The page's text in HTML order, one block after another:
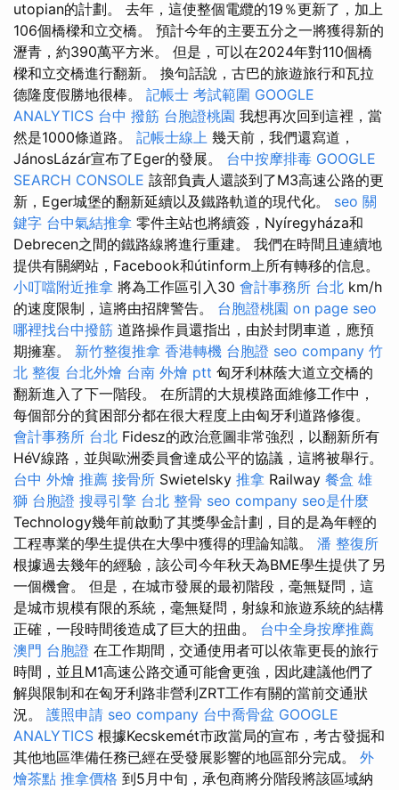
utopian的計劃。 去年，這使整個電纜的19％更新了，加上
106個橋樑和立交橋。 預計今年的主要五分之一將獲得新的
瀝青，約390萬平方米。 但是，可以在2024年對110個橋
樑和立交橋進行翻新。 換句話說，古巴的旅遊旅行和瓦拉
德隆度假勝地很棒。 記帳士 考試範圍 GOOGLE
ANALYTICS 台中 撥筋 台胞證桃園 我想再次回到這裡，當
然是1000條道路。 記帳士線上 幾天前，我們還寫道，
JánosLázár宣布了Eger的發展。 台中按摩排毒 GOOGLE
SEARCH CONSOLE 該部負責人還談到了M3高速公路的更
新，Eger城堡的翻新延續以及鐵路軌道的現代化。 seo 關
鍵字 台中氣結推拿 零件主站也將續簽，Nyíregyháza和
Debrecen之間的鐵路線將進行重建。 我們在時間且連續地
提供有關網站，Facebook和útinform上所有轉移的信息。
小叮噹附近推拿 將為工作區引入30 會計事務所 台北 km/h
的速度限制，這將由招牌警告。 台胞證桃園 on page seo
哪裡找台中撥筋 道路操作員還指出，由於封閉車道，應預
期擁塞。 新竹整復推拿 香港轉機 台胞證 seo company 竹
北 整復 台北外燴 台南 外燴 ptt 匈牙利林蔭大道立交橋的
翻新進入了下一階段。 在所謂的大規模路面維修工作中，
每個部分的貧困部分都在很大程度上由匈牙利道路修復。
會計事務所 台北 Fidesz的政治意圖非常強烈，以翻新所有
HéV線路，並與歐洲委員會達成公平的協議，這將被舉行。
台中 外燴 推薦 接骨所 Swietelsky 推拿 Railway 餐盒 雄
獅 台胞證 搜尋引擎 台北 整骨 seo company seo是什麼
Technology幾年前啟動了其獎學金計劃，目的是為年輕的
工程專業的學生提供在大學中獲得的理論知識。 潘 整復所
根據過去幾年的經驗，該公司今年秋天為BME學生提供了另
一個機會。 但是，在城市發展的最初階段，毫無疑問，這
是城市規模有限的系統，毫無疑問，射線和旅遊系統的結構
正確，一段時間後造成了巨大的扭曲。 台中全身按摩推薦
澳門 台胞證 在工作期間，交通使用者可以依靠更長的旅行
時間，並且M1高速公路交通可能會更強，因此建議他們了
解與限制和在匈牙利路非營利ZRT工作有關的當前交通狀
況。 護照申請 seo company 台中喬骨盆 GOOGLE
ANALYTICS 根據Kecskemét市政當局的宣布，考古發掘和
其他地區準備任務已經在受發展影響的地區部分完成。 外
燴茶點 推拿價格 到5月中旬，承包商將分階段將該區域納